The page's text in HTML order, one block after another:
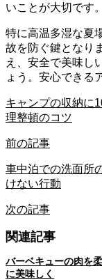
いことが大切です。
特に高温多湿な夏
故を防ぐ鍵となり
え、安全で美味し
ょう。安心できる
キャンプの収納に
理整頓のコツ
前の記事
車中泊での洗面所
けない行動
次の記事
関連記事
バーベキューの肉を
に美味しく